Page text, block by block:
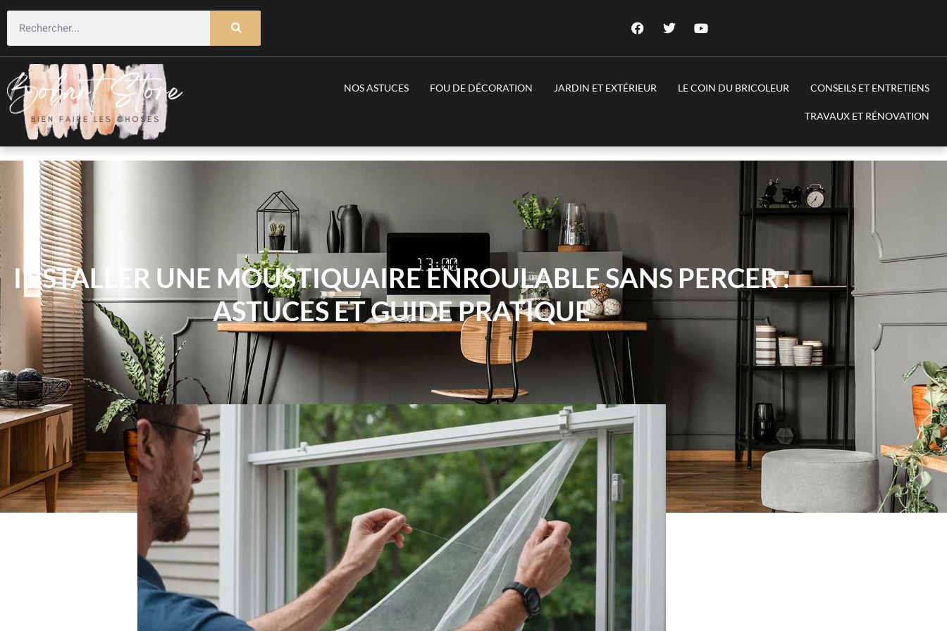
NOS ASTUCES FOU DE DÉCORATION JARDIN ET EXTÉRIEUR LE COIN DU BRICOLEUR CONSEILS ET ENTRETIENS
TRAVAUX ET RÉNOVATION
INSTALLER UNE MOUSTIQUAIRE ENROULABLE SANS PERCER :
ASTUCES ET GUIDE PRATIQUE